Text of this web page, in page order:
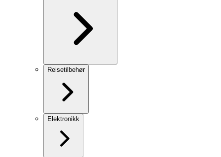
Reisetilbehør
Elektronikk